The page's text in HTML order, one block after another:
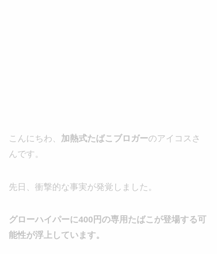
こんにちわ、 加熱式たばこブロガーのアイコスさ
んです。
先日、衝撃的な事実が発覚しました。
グローハイパーに400円の専用たばこが登場する可
能性が浮上しています。